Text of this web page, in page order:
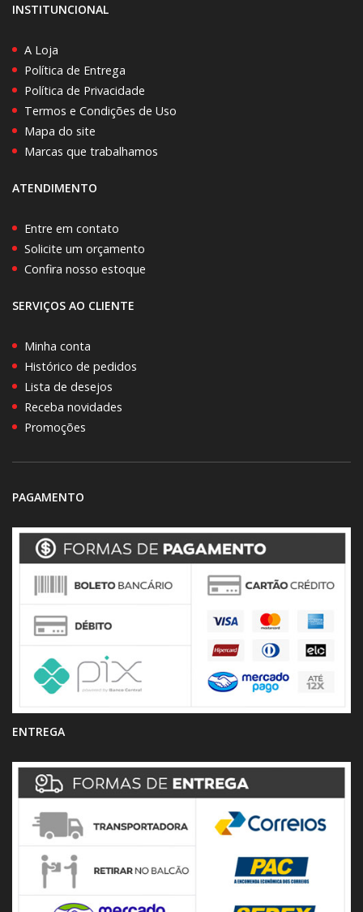
INSTITUNCIONAL
A Loja
Política de Entrega
Política de Privacidade
Termos e Condições de Uso
Mapa do site
Marcas que trabalhamos
ATENDIMENTO
Entre em contato
Solicite um orçamento
Confira nosso estoque
SERVIÇOS AO CLIENTE
Minha conta
Histórico de pedidos
Lista de desejos
Receba novidades
Promoções
PAGAMENTO
ENTREGA